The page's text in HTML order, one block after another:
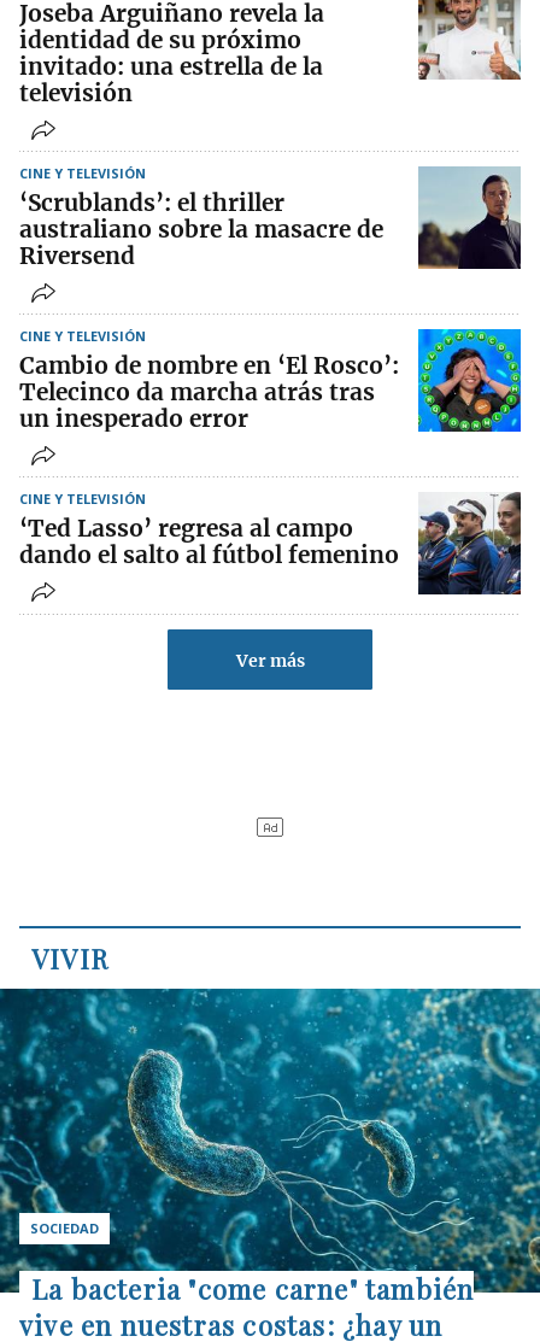
Joseba Arguiñano revela la
identidad de su próximo
invitado: una estrella de la
televisión
CINE Y TELEVISIÓN
‘Scrublands’: el thriller
australiano sobre la masacre de
Riversend
CINE Y TELEVISIÓN
Cambio de nombre en ‘El Rosco’:
Telecinco da marcha atrás tras
un inesperado error
CINE Y TELEVISIÓN
‘Ted Lasso’ regresa al campo
dando el salto al fútbol femenino
Ver más
VIVIR
SOCIEDAD
La bacteria "come carne" también
vive en nuestras costas: ¿hay un